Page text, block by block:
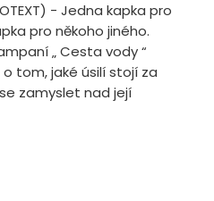
- Jedna kapka pro
pro někoho jiného.
„ Cesta vody “
tom, jaké úsilí stojí za
zamyslet nad její